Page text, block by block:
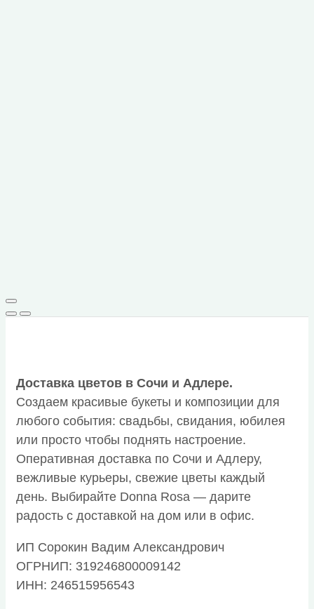
Доставка цветов в Сочи и Адлере.
Создаем красивые букеты и композиции для
любого события: свадьбы, свидания, юбилея
или просто чтобы поднять настроение.
Оперативная доставка по Сочи и Адлеру,
вежливые курьеры, свежие цветы каждый
день. Выбирайте Donna Rosa — дарите
радость с доставкой на дом или в офис.
ИП Сорокин Вадим Александрович
ОГРНИП: 319246800009142
ИНН: 246515956543